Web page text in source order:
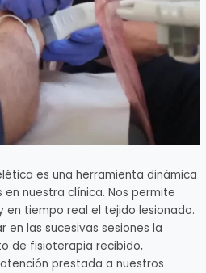
es una herramienta dinámica
nuestra clínica. Nos permite
tiempo real el tejido lesionado.
en las sucesivas sesiones la
de fisioterapia recibido,
prestada a nuestros